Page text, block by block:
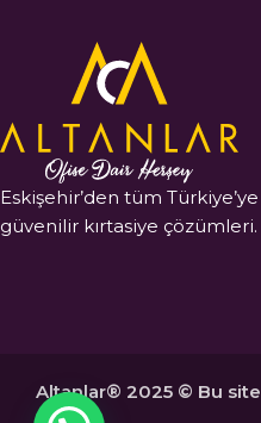
Eskişehir’den tüm Türkiye’ye
güvenilir kırtasiye çözümleri.
Altanlar® 2025 © Bu site